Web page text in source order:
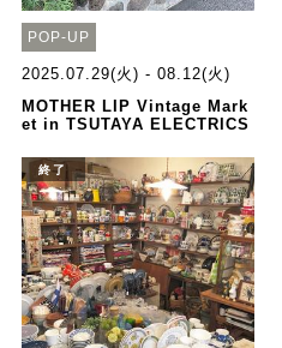
POP-UP
2025.07.29(火) - 08.12(火)
MOTHER LIP Vintage Mark
et in TSUTAYA ELECTRICS
終了